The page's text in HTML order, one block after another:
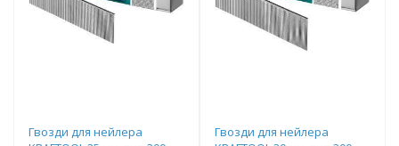
Гвозди для нейлера
Гвозди для нейлера